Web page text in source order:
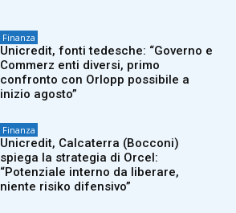
Finanza
Unicredit, fonti tedesche: “Governo e
Commerz enti diversi, primo
confronto con Orlopp possibile a
inizio agosto”
Finanza
Unicredit, Calcaterra (Bocconi)
spiega la strategia di Orcel:
“Potenziale interno da liberare,
niente risiko difensivo”